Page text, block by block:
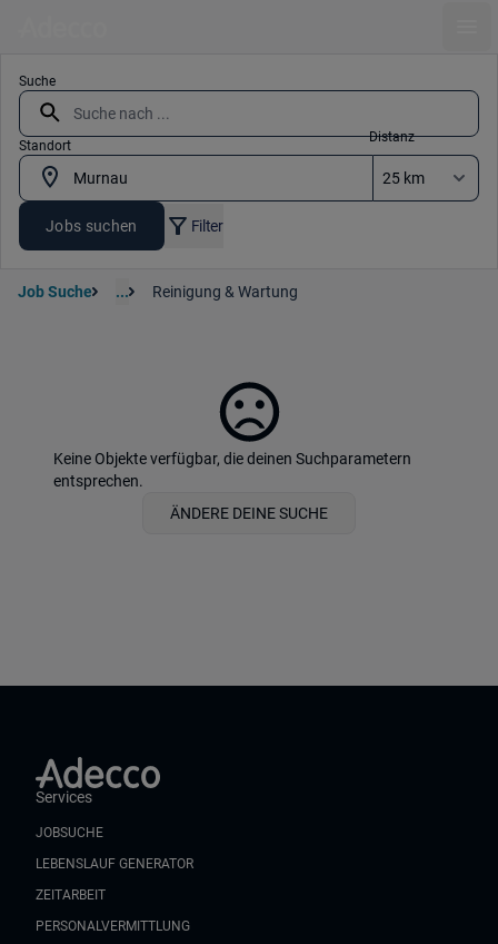
Suche
Standort
Distanz
Jobs suchen Filter
Job Suche ... Reinigung & Wartung
Keine Objekte verfügbar, die deinen Suchparametern
entsprechen.
ÄNDERE DEINE SUCHE
Services
JOBSUCHE
LEBENSLAUF GENERATOR
ZEITARBEIT
PERSONALVERMITTLUNG